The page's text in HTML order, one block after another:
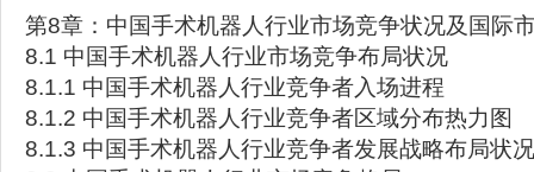
第8章：中国手术机器人行业市场竞争状况及国际
8.1 中国手术机器人行业市场竞争布局状况
8.1.1 中国手术机器人行业竞争者入场进程
8.1.2 中国手术机器人行业竞争者区域分布热力图
8.1.3 中国手术机器人行业竞争者发展战略布局状况